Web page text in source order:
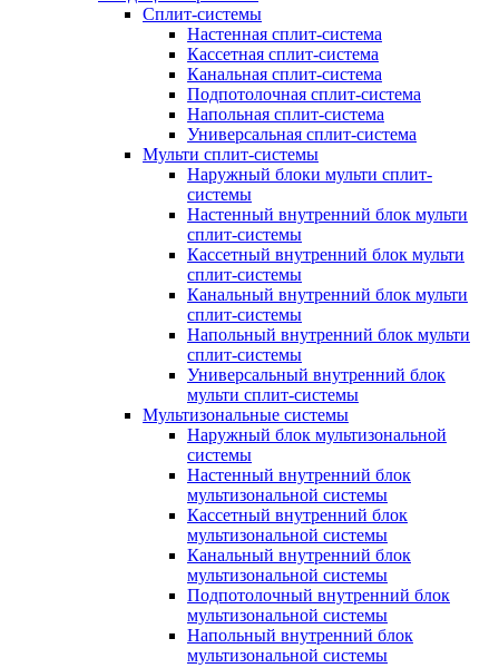
Сплит-системы
Настенная сплит-система
Кассетная сплит-система
Канальная сплит-система
Подпотолочная сплит-система
Напольная сплит-система
Универсальная сплит-система
Мульти сплит-системы
Наружный блоки мульти сплит-
системы
Настенный внутренний блок мульти
сплит-системы
Кассетный внутренний блок мульти
сплит-системы
Канальный внутренний блок мульти
сплит-системы
Напольный внутренний блок мульти
сплит-системы
Универсальный внутренний блок
мульти сплит-системы
Мультизональные системы
Наружный блок мультизональной
системы
Настенный внутренний блок
мультизональной системы
Кассетный внутренний блок
мультизональной системы
Канальный внутренний блок
мультизональной системы
Подпотолочный внутренний блок
мультизональной системы
Напольный внутренний блок
мультизональной системы